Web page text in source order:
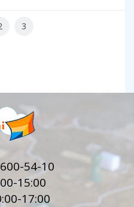
3
54-10
15:00
17:00